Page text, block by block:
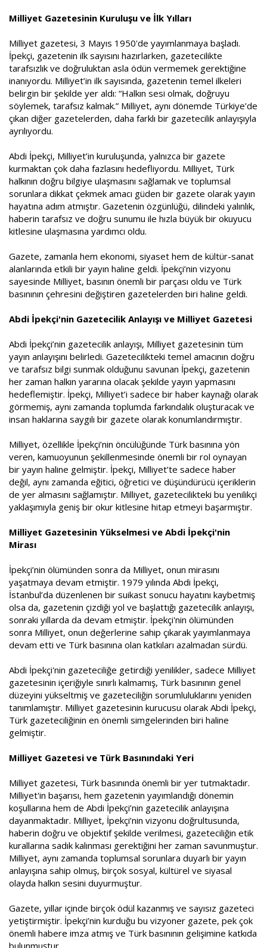
Milliyet Gazetesinin Kuruluşu ve İlk Yılları
Milliyet gazetesi, 3 Mayıs 1950'de yayımlanmaya başladı.
İpekçi, gazetenin ilk sayısını hazırlarken, gazetecilikte
tarafsızlık ve doğruluktan asla ödün vermemek gerektiğine
inanıyordu. Milliyet’in ilk sayısında, gazetenin temel ilkeleri
belirgin bir şekilde yer aldı: “Halkın sesi olmak, doğruyu
söylemek, tarafsız kalmak.” Milliyet, aynı dönemde Türkiye’de
çıkan diğer gazetelerden, daha farklı bir gazetecilik anlayışıyla
ayrılıyordu.
Abdi İpekçi, Milliyet’in kuruluşunda, yalnızca bir gazete
kurmaktan çok daha fazlasını hedefliyordu. Milliyet, Türk
halkının doğru bilgiye ulaşmasını sağlamak ve toplumsal
sorunlara dikkat çekmek amacı güden bir gazete olarak yayın
hayatına adım atmıştır. Gazetenin özgünlüğü, dilindeki yalınlık,
haberin tarafsız ve doğru sunumu ile hızla büyük bir okuyucu
kitlesine ulaşmasına yardımcı oldu.
Gazete, zamanla hem ekonomi, siyaset hem de kültür-sanat
alanlarında etkili bir yayın haline geldi. İpekçi’nin vizyonu
sayesinde Milliyet, basının önemli bir parçası oldu ve Türk
basınının çehresini değiştiren gazetelerden biri haline geldi.
Abdi İpekçi'nin Gazetecilik Anlayışı ve Milliyet Gazetesi
Abdi İpekçi’nin gazetecilik anlayışı, Milliyet gazetesinin tüm
yayın anlayışını belirledi. Gazetecilikteki temel amacının doğru
ve tarafsız bilgi sunmak olduğunu savunan İpekçi, gazetenin
her zaman halkın yararına olacak şekilde yayın yapmasını
hedeflemiştir. İpekçi, Milliyet’i sadece bir haber kaynağı olarak
görmemiş, aynı zamanda toplumda farkındalık oluşturacak ve
insan haklarına saygılı bir gazete olarak konumlandırmıştır.
Milliyet, özellikle İpekçi’nin öncülüğünde Türk basınına yön
veren, kamuoyunun şekillenmesinde önemli bir rol oynayan
bir yayın haline gelmiştir. İpekçi, Milliyet’te sadece haber
değil, aynı zamanda eğitici, öğretici ve düşündürücü içeriklerin
de yer almasını sağlamıştır. Milliyet, gazetecilikteki bu yenilikçi
yaklaşımıyla geniş bir okur kitlesine hitap etmeyi başarmıştır.
Milliyet Gazetesinin Yükselmesi ve Abdi İpekçi'nin
Mirası
İpekçi’nin ölümünden sonra da Milliyet, onun mirasını
yaşatmaya devam etmiştir. 1979 yılında Abdi İpekçi,
İstanbul’da düzenlenen bir suikast sonucu hayatını kaybetmiş
olsa da, gazetenin çizdiği yol ve başlattığı gazetecilik anlayışı,
sonraki yıllarda da devam etmiştir. İpekçi'nin ölümünden
sonra Milliyet, onun değerlerine sahip çıkarak yayımlanmaya
devam etti ve Türk basınına olan katkıları azalmadan sürdü.
Abdi İpekçi'nin gazeteciliğe getirdiği yenilikler, sadece Milliyet
gazetesinin içeriğiyle sınırlı kalmamış, Türk basınının genel
düzeyini yükseltmiş ve gazeteciliğin sorumluluklarını yeniden
tanımlamıştır. Milliyet gazetesinin kurucusu olarak Abdi İpekçi,
Türk gazeteciliğinin en önemli simgelerinden biri haline
gelmiştir.
Milliyet Gazetesi ve Türk Basınındaki Yeri
Milliyet gazetesi, Türk basınında önemli bir yer tutmaktadır.
Milliyet'in başarısı, hem gazetenin yayımlandığı dönemin
koşullarına hem de Abdi İpekçi’nin gazetecilik anlayışına
dayanmaktadır. Milliyet, İpekçi’nin vizyonu doğrultusunda,
haberin doğru ve objektif şekilde verilmesi, gazeteciliğin etik
kurallarına sadık kalınması gerektiğini her zaman savunmuştur.
Milliyet, aynı zamanda toplumsal sorunlara duyarlı bir yayın
anlayışına sahip olmuş, birçok sosyal, kültürel ve siyasal
olayda halkın sesini duyurmuştur.
Gazete, yıllar içinde birçok ödül kazanmış ve sayısız gazeteci
yetiştirmiştir. İpekçi’nin kurduğu bu vizyoner gazete, pek çok
önemli habere imza atmış ve Türk basınının gelişimine katkıda